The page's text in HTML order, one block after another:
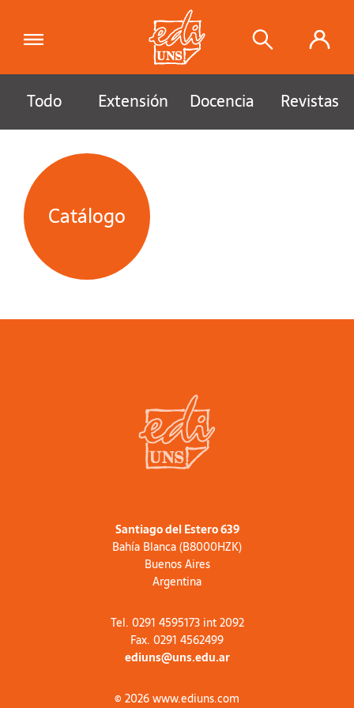
Todo Extensión Docencia Revistas
Catálogo
Santiago del Estero 639
Bahía Blanca (B8000HZK)
Buenos Aires
Argentina
Tel. 0291 4595173 int 2092
Fax. 0291 4562499
ediuns@uns.edu.ar
© 2026 www.ediuns.com